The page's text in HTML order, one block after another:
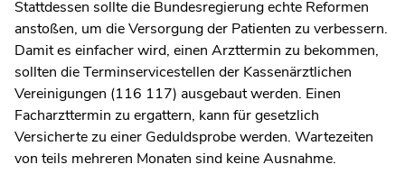
Stattdessen sollte die Bundesregierung echte Reformen
anstoßen, um die Versorgung der Patienten zu verbessern.
Damit es einfacher wird, einen Arzttermin zu bekommen,
sollten die Terminservicestellen der Kassenärztlichen
Vereinigungen (116 117) ausgebaut werden. Einen
Facharzttermin zu ergattern, kann für gesetzlich
Versicherte zu einer Geduldsprobe werden. Wartezeiten
von teils mehreren Monaten sind keine Ausnahme.